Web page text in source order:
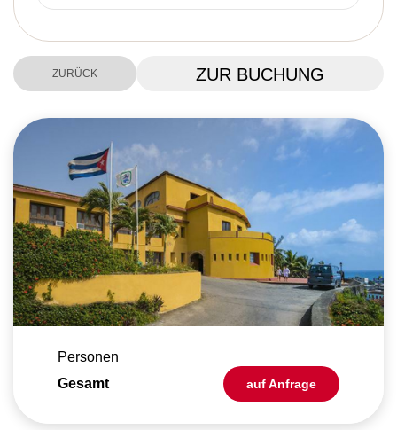
ZURÜCK ZUR BUCHUNG
Personen
Gesamt
auf Anfrage